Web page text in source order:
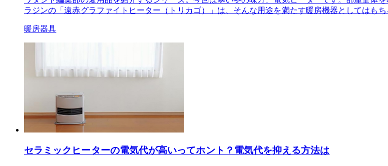
ラジンの「遠赤グラファイトヒーター（トリカゴ）」は、そんな用途を満たす暖房機器としてはも
暖房器具
セラミックヒーターの電気代が高いってホント？電気代を抑える方法は